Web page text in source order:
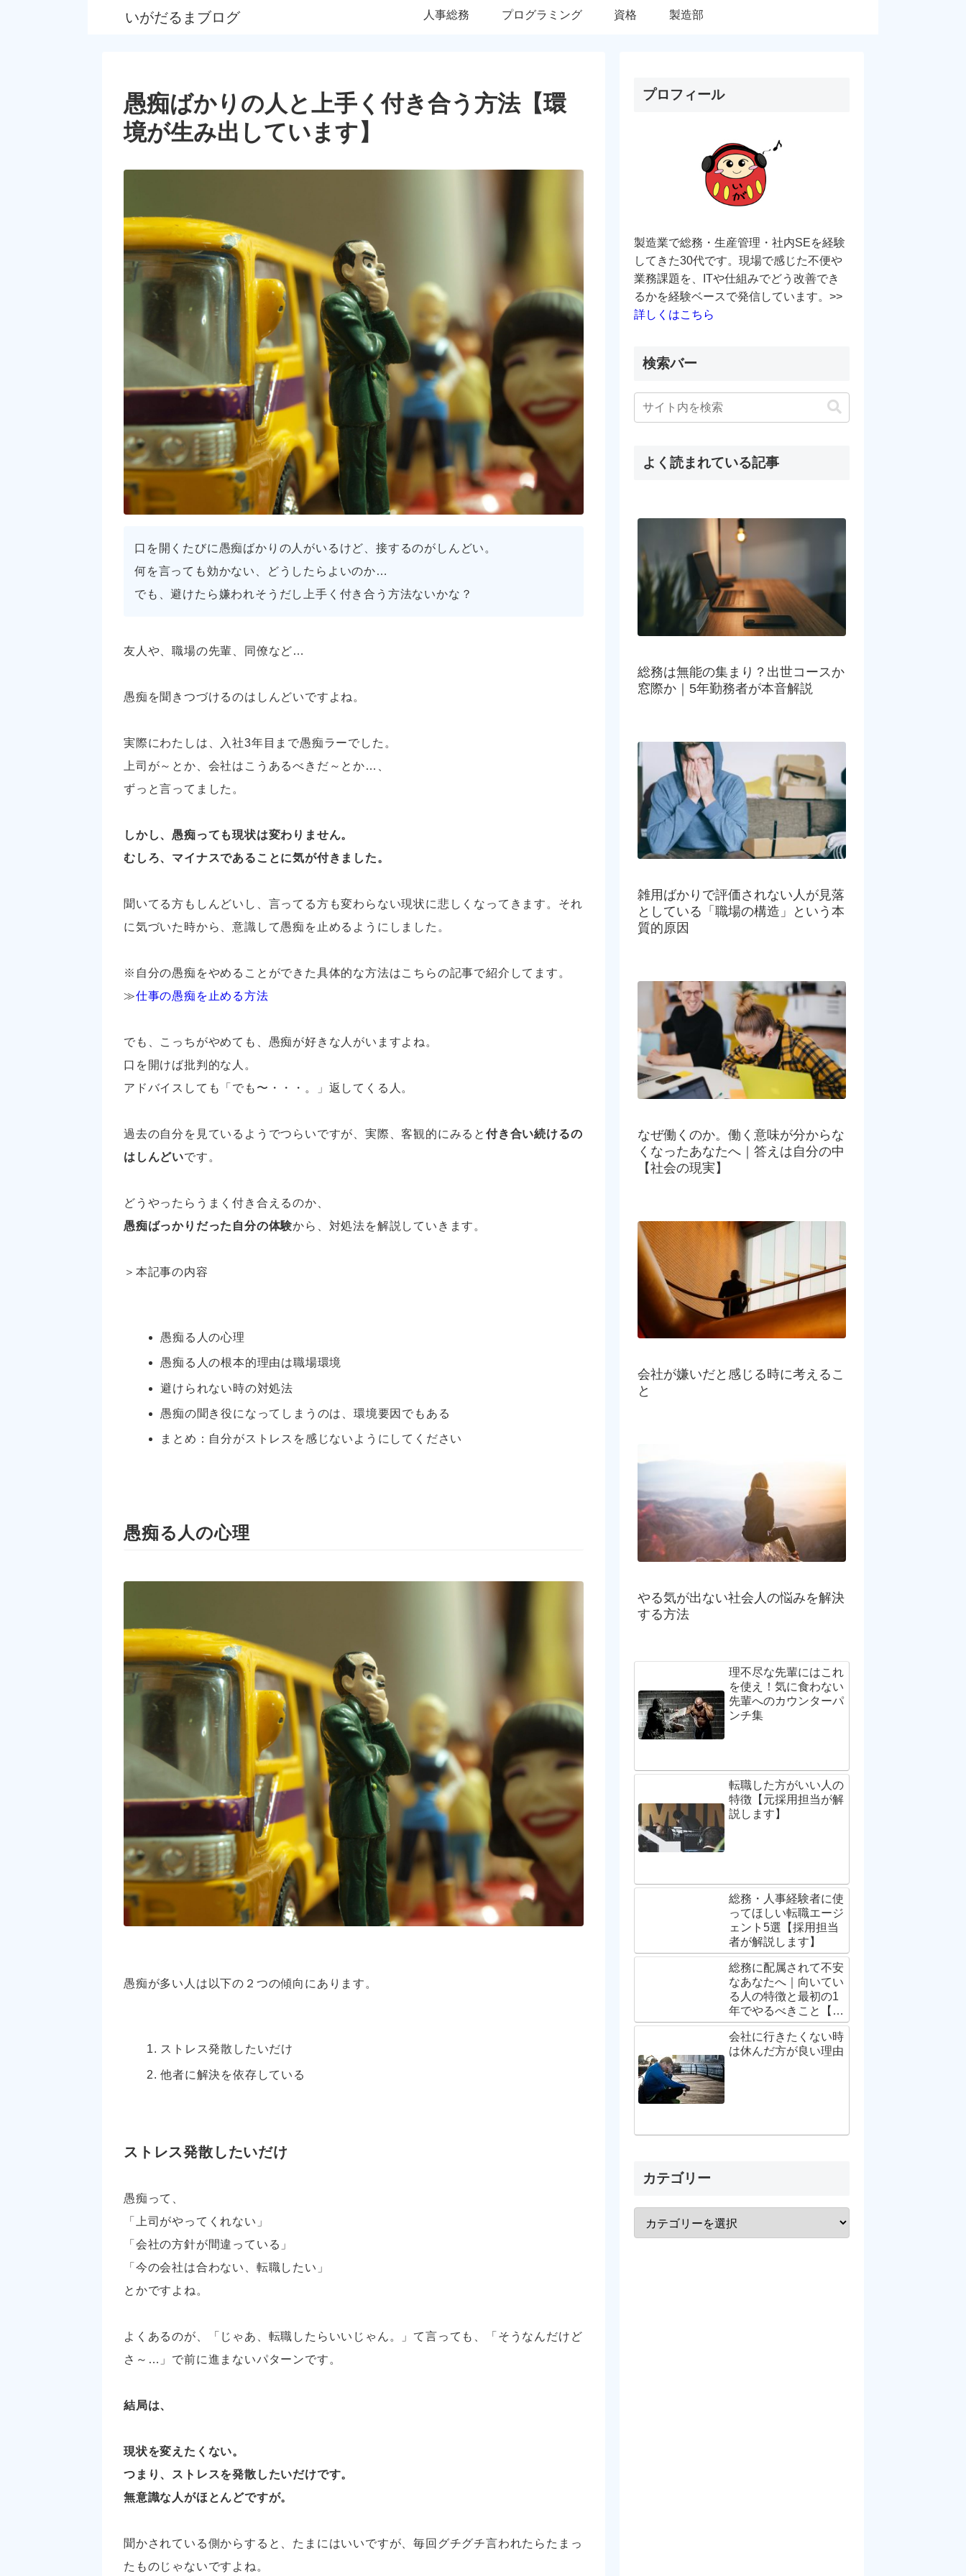
いがだるまブログ 人事総務 プログラミング 資格 製造部
愚痴ばかりの人と上手く付き合う方法【環
境が生み出しています】
口を開くたびに愚痴ばかりの人がいるけど、接するのがしんどい。
何を言っても効かない、どうしたらよいのか…
でも、避けたら嫌われそうだし上手く付き合う方法ないかな？
友人や、職場の先輩、同僚など…
愚痴を聞きつづけるのはしんどいですよね。
実際にわたしは、入社3年目まで愚痴ラーでした。
上司が～とか、会社はこうあるべきだ～とか…、
ずっと言ってました。
しかし、愚痴っても現状は変わりません。
むしろ、マイナスであることに気が付きました。
聞いてる方もしんどいし、言ってる方も変わらない現状に悲しくなってきます。それ
に気づいた時から、意識して愚痴を止めるようにしました。
※自分の愚痴をやめることができた具体的な方法はこちらの記事で紹介してます。
≫仕事の愚痴を止める方法
でも、こっちがやめても、愚痴が好きな人がいますよね。
口を開けば批判的な人。
アドバイスしても「でも〜・・・。」返してくる人。
過去の自分を見ているようでつらいですが、実際、客観的にみると 付き合い続けるの
はしんどいです。
どうやったらうまく付き合えるのか、
愚痴ばっかりだった自分の体験から、対処法を解説していきます。
＞本記事の内容
愚痴る人の心理
愚痴る人の根本的理由は職場環境
避けられない時の対処法
愚痴の聞き役になってしまうのは、環境要因でもある
まとめ：自分がストレスを感じないようにしてください
愚痴る人の心理
愚痴が多い人は以下の２つの傾向にあります。
ストレス発散したいだけ
他者に解決を依存している
ストレス発散したいだけ
愚痴って、
「上司がやってくれない」
「会社の方針が間違っている」
「今の会社は合わない、転職したい」
とかですよね。
よくあるのが、「じゃあ、転職したらいいじゃん。」て言っても、「そうなんだけど
さ～…」で前に進まないパターンです。
結局は、
現状を変えたくない。
つまり、ストレスを発散したいだけです。
無意識な人がほとんどですが。
聞かされている側からすると、たまにはいいですが、毎回グチグチ言われたらたまっ
たものじゃないですよね。
プロフィール
製造業で総務・生産管理・社内SEを経験
してきた30代です。現場で感じた不便や
業務課題を、ITや仕組みでどう改善でき
るかを経験ベースで発信しています。>>
詳しくはこちら
検索バー
よく読まれている記事
総務は無能の集まり？出世コースか
窓際か｜5年勤務者が本音解説
雑用ばかりで評価されない人が見落
としている「職場の構造」という本
質的原因
なぜ働くのか。働く意味が分からな
くなったあなたへ｜答えは自分の中
【社会の現実】
会社が嫌いだと感じる時に考えるこ
と
やる気が出ない社会人の悩みを解決
する方法
理不尽な先輩にはこれ
を使え！気に食わない
先輩へのカウンターパ
ンチ集
転職した方がいい人の
特徴【元採用担当が解
説します】
総務・人事経験者に使
ってほしい転職エージ
ェント5選【採用担当
者が解説します】
総務に配属されて不安
なあなたへ｜向いてい
る人の特徴と最初の1
年でやるべきこと【5
年総務が解説】
会社に行きたくない時
は休んだ方が良い理由
カテゴリー